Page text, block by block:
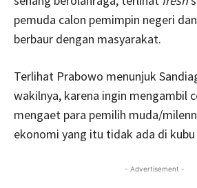
pemuda calon pemimpin negeri
berbaur dengan masyarakat.
Terlihat Prabowo menunjuk
wakilnya, karena ingin mengambil
mengaet para pemilih muda/
ekonomi yang itu tidak ada di
- Advertisement -